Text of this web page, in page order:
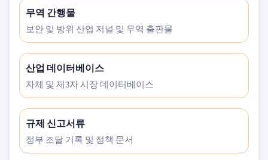
무역 간행물
보안 및 방위 산업 저널 및 무역 출판물
산업 데이터베이스
자체 및 제3자 시장 데이터베이스
규제 신고서류
정부 조달 기록 및 정책 문서